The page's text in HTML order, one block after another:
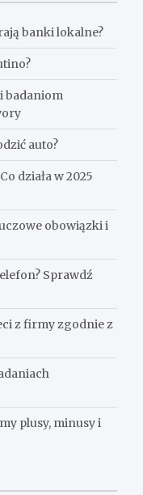
banki lokalne?
badaniom
auto?
działa w 2025
obowiązki i
Sprawdź
z firmy zgodnie z
plusy, minusy i